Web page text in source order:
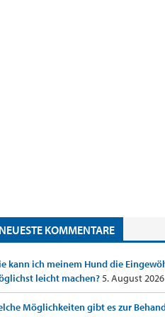
NEUESTE KOMMENTARE
kann ich meinem Hund die
leicht machen?5. August 2026
Möglichkeiten gibt es zur